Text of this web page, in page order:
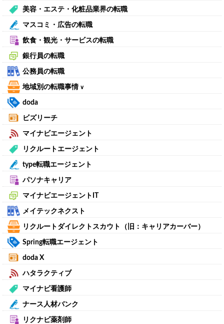
美容・エステ・化粧品業界の転職
マスコミ・広告の転職
飲食・観光・サービスの転職
銀行員の転職
公務員の転職
地域別の転職事情 ∨
doda
ビズリーチ
マイナビエージェント
リクルートエージェント
type転職エージェント
パソナキャリア
マイナビエージェントIT
メイテックネクスト
リクルートダイレクトスカウト（旧：キャリアカーバー）
Spring転職エージェント
doda X
ハタラクティブ
マイナビ看護師
ナース人材バンク
リクナビ薬剤師